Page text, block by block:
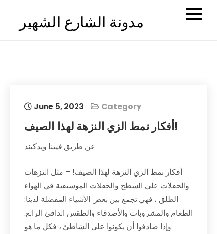
content
مدونة الشارع الشهير
June 5, 2023 Category
أفكار نمط الزي النزهة لهذا الصيف!
عن طريق فيينا ويدكيند
أفكار نمط الزي النزهة لهذا الصيف! – مثل النزهات
والحفلات على السطح والحفلات الموسيقية في الهواء
الطلق ، فهي تجمع بين بعض الأشياء المفضلة لدينا:
الطعام والمشروبات والأصدقاء والطقس الدافئ الرائع.
وإذا صادفوا أن يكونوا على الشاطئ ، فكل ما هو